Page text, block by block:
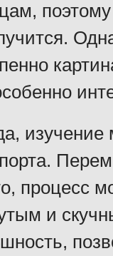
изучение
процесс
и